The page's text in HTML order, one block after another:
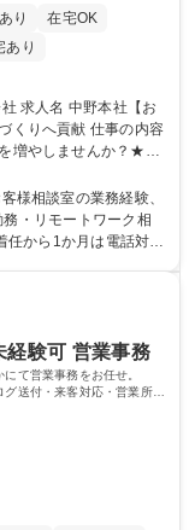
り
在宅OK
あり
お
献 仕事の内容
増やしませんか？★≫
上で、窓口となるお客
声に迅速かつ誠意をも
反映しています。 【具
へ貢献
様相談室の業務経験、
・リモートワーク相
ループの広報機能を担
上げたホスピタリティ
業務を行っておりま
験可 営業事務
て営業事務をお任せ。
送付・来客対応・営業所内